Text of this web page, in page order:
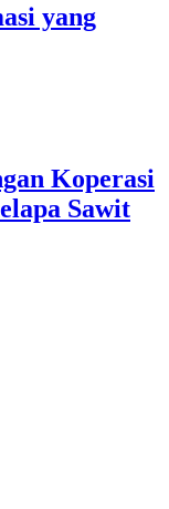
yang
Koperasi
Sawit